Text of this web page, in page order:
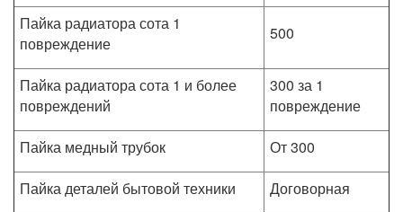
Пайка радиатора сота 1
повреждение
500
Пайка радиатора сота 1 и более
повреждений
300 за 1
повреждение
Пайка медный трубок
От 300
Пайка деталей бытовой техники
Договорная